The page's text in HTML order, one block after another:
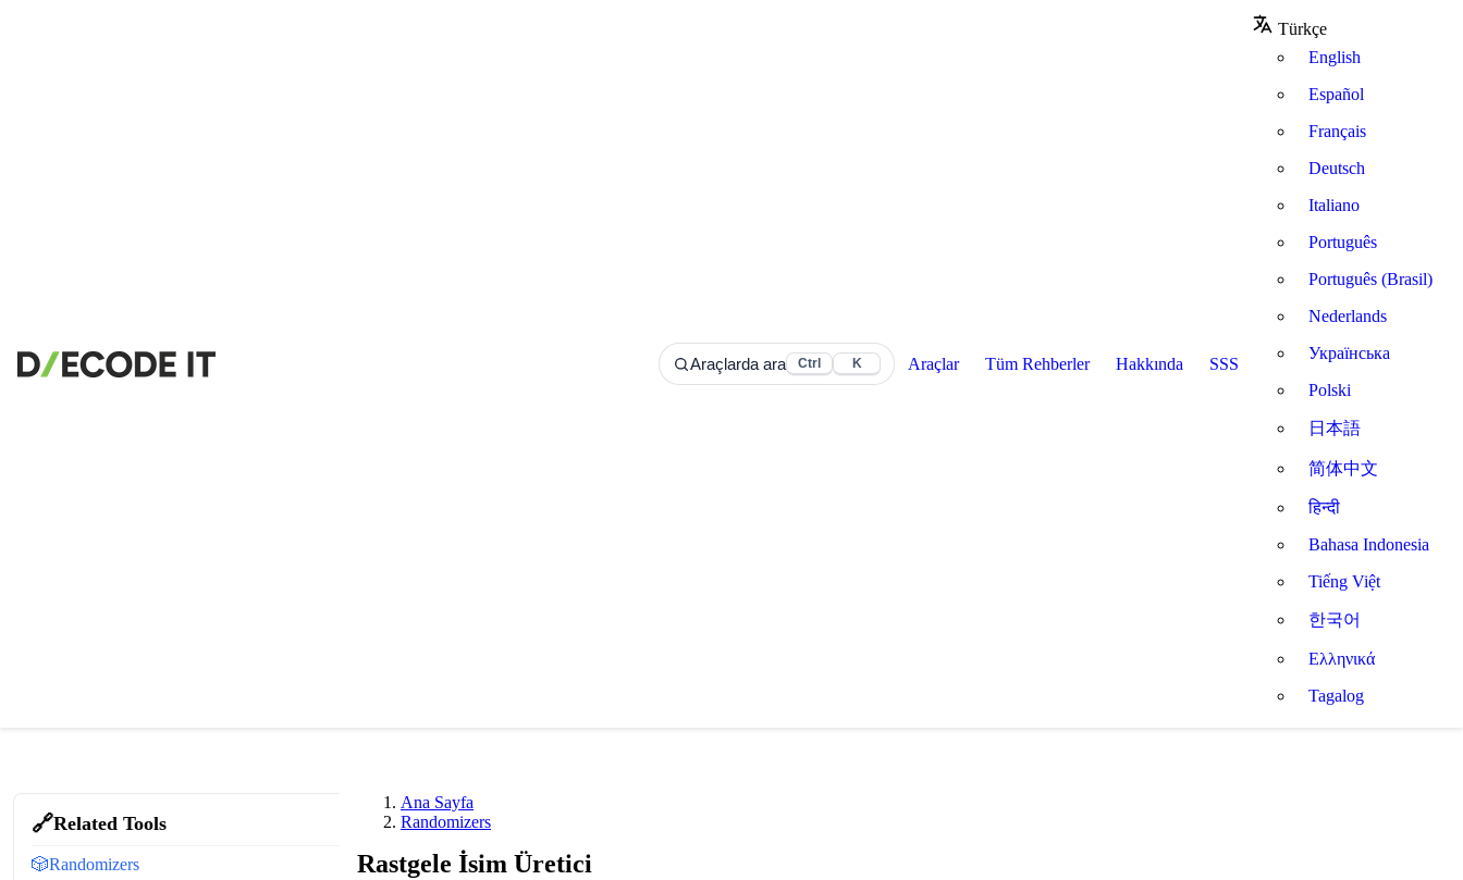
Araçlarda ara Ctrl K Araçlar Tüm Rehberler Hakkında SSS
Türkçe
English
Español
Français
Deutsch
Italiano
Português
Português (Brasil)
Nederlands
Українська
Polski
日本語
简体中文
हिन्दी
Bahasa Indonesia
Tiếng Việt
한국어
Ελληνικά
Tagalog
🔗Related Tools
🎲Randomizers
Ana Sayfa
Randomizers
Rastgele İsim Üretici